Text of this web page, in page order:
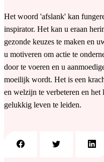
Het woord 'afslank' kan
inspirator. Het kan u eraan
gezonde keuzes te maken en
u motiveren om actie te
door te voeren en u
moeilijk wordt. Het is een
en welzijn te verbeteren en
gelukkig leven te leiden.